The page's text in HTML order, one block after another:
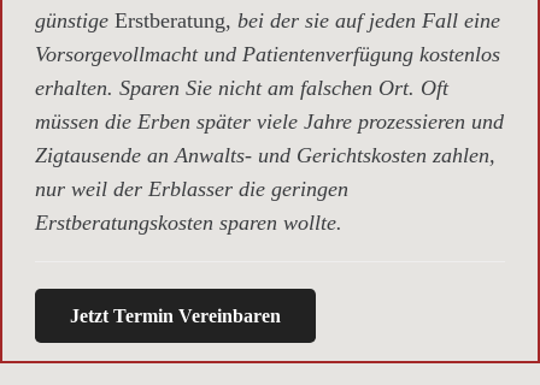
günstige Erstberatung, bei der sie auf jeden Fall eine
Vorsorgevollmacht und Patientenverfügung kostenlos
erhalten. Sparen Sie nicht am falschen Ort. Oft
müssen die Erben später viele Jahre prozessieren und
Zigtausende an Anwalts- und Gerichtskosten zahlen,
nur weil der Erblasser die geringen
Erstberatungskosten sparen wollte.
Jetzt Termin Vereinbaren